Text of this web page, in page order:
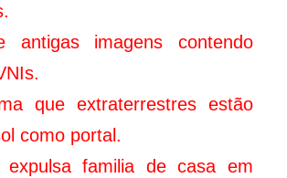
antigas imagens contendo
que extraterrestres estão
como portal.
expulsa familia de casa em